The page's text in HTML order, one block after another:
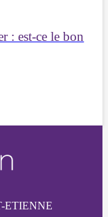
: est-ce le bon
ETIENNE